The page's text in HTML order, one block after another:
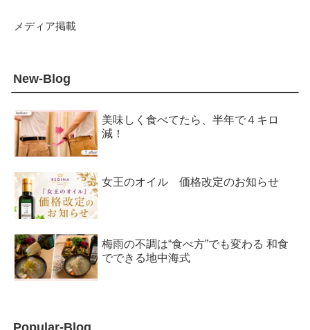
メディア掲載
New-Blog
美味しく食べてたら、半年で４キロ
減！
女王のオイル 価格改定のお知らせ
梅雨の不調は“食べ方”でも変わる 和食
でできる地中海式
Popular-Blog